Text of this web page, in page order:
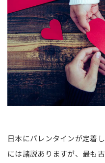
日本にバレンタインが定着
には諸説ありますが、最も